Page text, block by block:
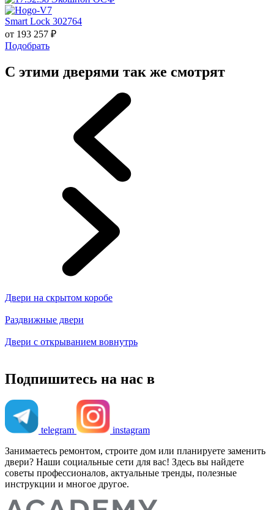
Smart Lock 302764
от 193 257 ₽
Подобрать
С этими дверями так же смотрят
Двери на скрытом коробе
Раздвижные двери
Двери с открыванием вовнутрь
Подпишитесь на нас в
telegram
instagram
Занимаетесь ремонтом, строите дом или планируете заменить
двери? Наши социальные сети для вас! Здесь вы найдете
советы профессионалов, актуальные тренды, полезные
инструкции и многое другое.